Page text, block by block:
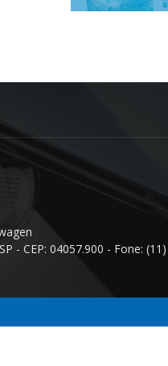
- CEP: 04057.900 - Fone: